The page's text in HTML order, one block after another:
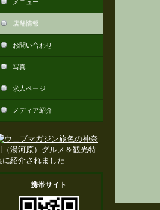
メニュー
店舗情報
お問い合わせ
写真
求人ページ
メディア紹介
携帯サイト